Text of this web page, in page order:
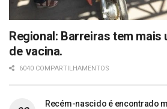
Regional: Barreiras tem mais
de vacina.
6040 COMPARTILHAMENTOS
Recém-nascido é encontrado